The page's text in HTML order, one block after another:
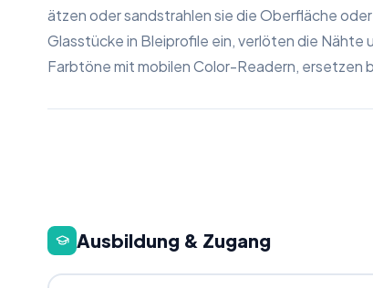
ätzen oder sandstrahlen sie die Oberfläche
Glasstücke in Bleiprofile ein, verlöten die Nähte
Farbtöne mit mobilen Color-Readern, ersetzen
Ausbildung & Zugang